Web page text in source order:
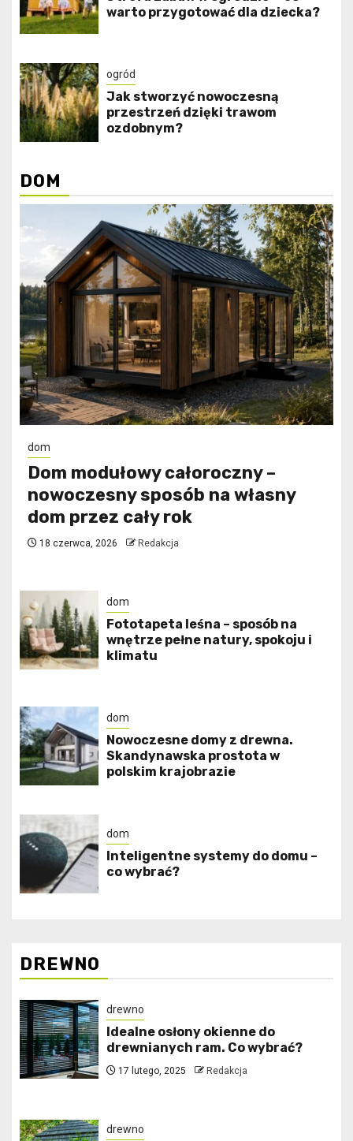
warto przygotować dla dziecka?
ogród
Jak stworzyć nowoczesną
przestrzeń dzięki trawom
ozdobnym?
DOM
dom
Dom modułowy całoroczny –
nowoczesny sposób na własny
dom przez cały rok
18 czerwca, 2026 Redakcja
dom
​Fototapeta leśna – sposób na
wnętrze pełne natury, spokoju i
klimatu
dom
Nowoczesne domy z drewna.
Skandynawska prostota w
polskim krajobrazie
dom
Inteligentne systemy do domu –
co wybrać?
DREWNO
drewno
Idealne osłony okienne do
drewnianych ram. Co wybrać?
17 lutego, 2025 Redakcja
drewno